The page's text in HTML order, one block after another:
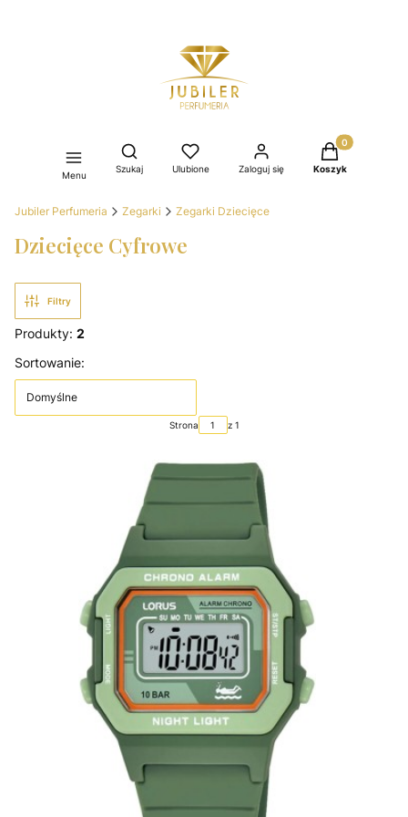
Menu
Otwórz wyszukiwarkę
Szukaj Ulubione Zaloguj się
Produkty w
Koszyk
Jubiler Perfumeria Zegarki Zegarki Dziecięce
Dziecięce Cyfrowe
Filtry
Produkty: 2
Lista produktów
Sortowanie:
Domyślne
Strona z 1